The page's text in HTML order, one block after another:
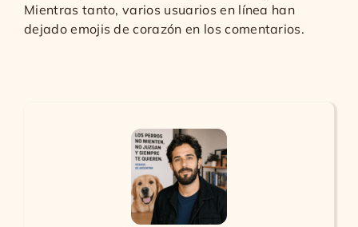
Mientras tanto, varios usuarios en línea han
dejado emojis de corazón en los comentarios.